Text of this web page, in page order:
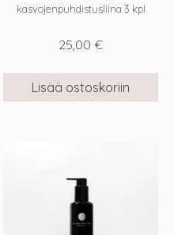
kasvojenpuhdistusliina 3 kpl
25,00 €
Lisää ostoskoriin